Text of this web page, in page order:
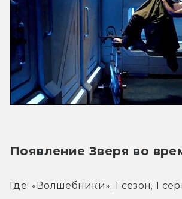
Появление Зверя во
Где: «Волшебники», 1 сезон, 1